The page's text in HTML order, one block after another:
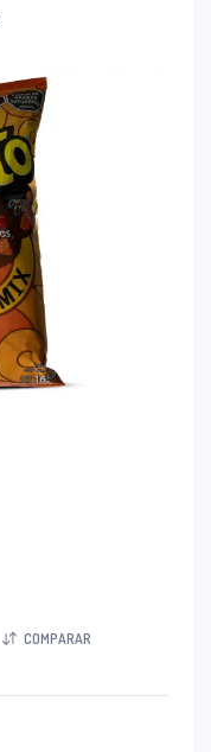
COMPARAR